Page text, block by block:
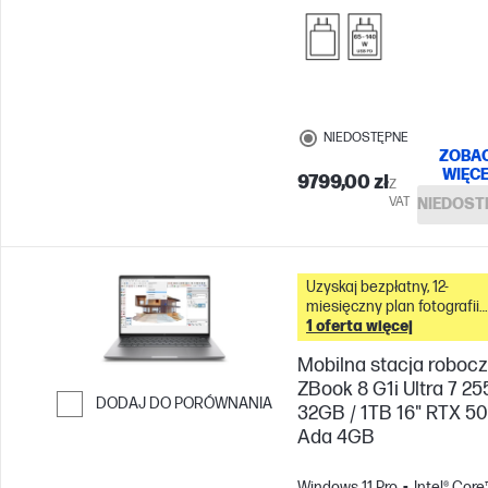
NIEDOSTĘPNE
9799,00 złZ
VAT
DODAJ DO PORÓWNANIA
Przejdź do porównania
Uzyskaj bezpłatny, 12-
miesięczny plan fotografii
Adobe Creative Cloud z
komputerem &
1 oferta więcej
Mobilna stacja
ZBook 8 G1i Ultra 7
32GB / 1TB 16" RTX
Ada 4GB